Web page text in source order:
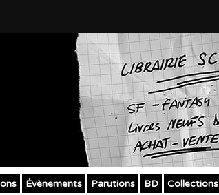
Évènements Parutions BD Collections